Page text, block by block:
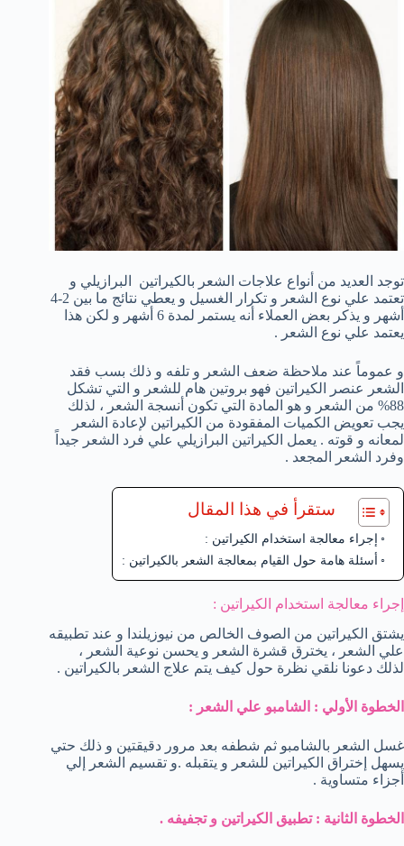
توجد العديد من أنواع علاجات الشعر بالكيراتين البرازيلي و
تعتمد علي نوع الشعر و تكرار الغسيل و يعطي نتائج ما بين 2-4
أشهر و يذكر بعض العملاء أنه يستمر لمدة 6 أشهر و لكن هذا
يعتمد علي نوع الشعر .
و عموماً عند ملاحظة ضعف الشعر و تلفه و ذلك بسب فقد
الشعر عنصر الكيراتين فهو بروتين هام للشعر و التي تشكل
88% من الشعر و هو المادة التي تكون أنسجة الشعر ، لذلك
يجب تعويض الكميات المفقودة من الكيراتين لإعادة الشعر
لمعانه و قوته . يعمل الكيراتين البرازيلي علي فرد الشعر جيداً
وفرد الشعر المجعد .
ستقرأ في هذا المقال
إجراء معالجة استخدام الكيراتين :
أسئلة هامة حول القيام بمعالجة الشعر بالكيراتين :
إجراء معالجة استخدام الكيراتين :
يشتق الكيراتين من الصوف الخالص من نيوزيلندا و عند تطبيقه
علي الشعر ، يخترق قشرة الشعر و يحسن نوعية الشعر ،
لذلك دعونا نلقي نظرة حول كيف يتم علاج الشعر بالكيراتين .
الخطوة الأولي : الشامبو علي الشعر :
غسل الشعر بالشامبو ثم شطفه بعد مرور دقيقتين و ذلك حتي
يسهل إختراق الكيراتين للشعر و يتقبله .و تقسيم الشعر إلي
أجزاء متساوية .
الخطوة الثانية : تطبيق الكيراتين و تجفيفه .